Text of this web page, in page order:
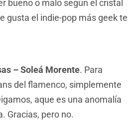
bueno o malo según el cristal
gusta el indie-pop más geek te
– Soleá Morente. Para
del flamenco, simplemente
aque es una anomalía
Gracias, pero no.